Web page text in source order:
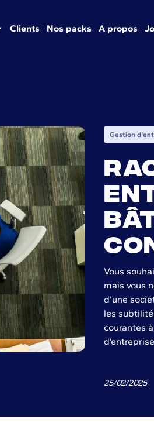
Clients Nos packs A propos
Gestion
Vous
mais vous
d’une
les
courantes
25/02/2025